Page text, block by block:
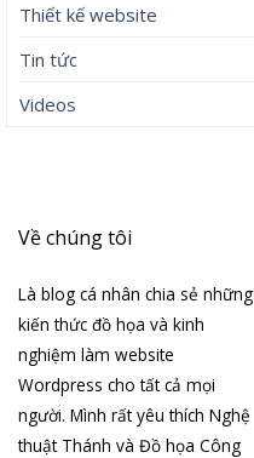
Thiết kế website
Tin tức
Videos
Về chúng tôi
Là blog cá nhân chia sẻ những
kiến thức đồ họa và kinh
nghiệm làm website
Wordpress cho tất cả mọi
người. Mình rất yêu thích Nghệ
thuật Thánh và Đồ họa Công